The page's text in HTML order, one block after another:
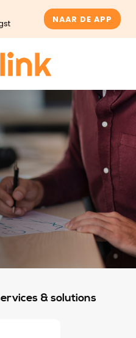
NAAR DE APP
& solutions